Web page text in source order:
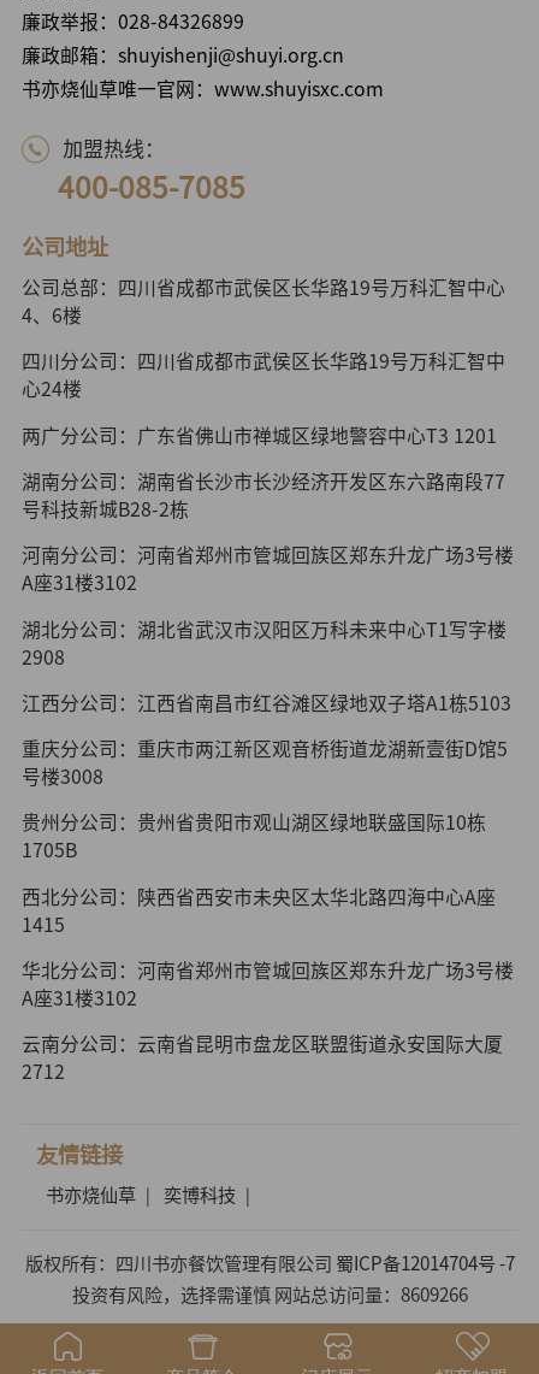
廉政举报： 028-84326899
廉政邮箱：shuyishenji@shuyi.org.cn
书亦烧仙草唯一官网：www.shuyisxc.com
加盟热线：
400-085-7085
公司地址
公司总部：四川省成都市武侯区长华路19号万科汇智中心
4、6楼
四川分公司：四川省成都市武侯区长华路19号万科汇智中
心24楼
两广分公司：广东省佛山市禅城区绿地警容中心T3 1201
湖南分公司：湖南省长沙市长沙经济开发区东六路南段77
号科技新城B28-2栋
河南分公司：河南省郑州市管城回族区郑东升龙广场3号楼
A座31楼3102
湖北分公司：湖北省武汉市汉阳区万科未来中心T1写字楼
2908
江西分公司：江西省南昌市红谷滩区绿地双子塔A1栋5103
重庆分公司：重庆市两江新区观音桥街道龙湖新壹街D馆5
号楼3008
贵州分公司：贵州省贵阳市观山湖区绿地联盛国际10栋
1705B
西北分公司：陕西省西安市未央区太华北路四海中心A座
1415
华北分公司：河南省郑州市管城回族区郑东升龙广场3号楼
A座31楼3102
云南分公司：云南省昆明市盘龙区联盟街道永安国际大厦
2712
友情链接
书亦烧仙草 奕博科技
版权所有：四川书亦餐饮管理有限公司 蜀ICP备12014704号 -7
投资有风险，选择需谨慎 网站总访问量：8609266